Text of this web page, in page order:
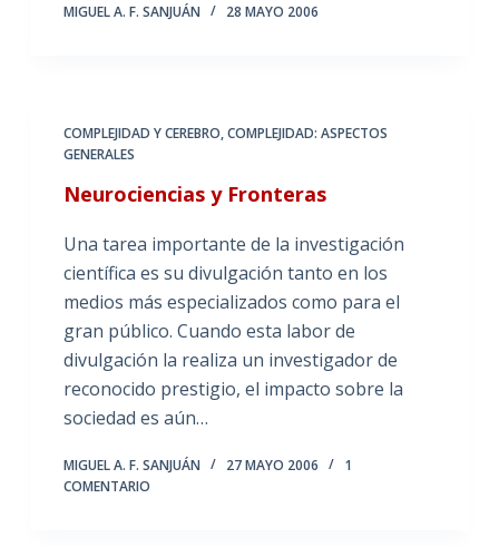
MIGUEL A. F. SANJUÁN 28 MAYO 2006
COMPLEJIDAD Y CEREBRO,COMPLEJIDAD: ASPECTOS
GENERALES
Neurociencias y Fronteras
Una tarea importante de la investigación
científica es su divulgación tanto en los
medios más especializados como para el
gran público. Cuando esta labor de
divulgación la realiza un investigador de
reconocido prestigio, el impacto sobre la
sociedad es aún…
MIGUEL A. F. SANJUÁN 27 MAYO 2006
1
COMENTARIO